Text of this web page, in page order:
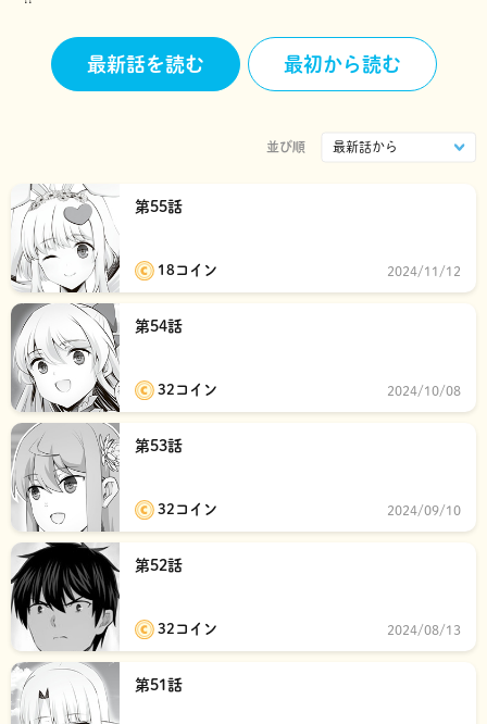
最新話を読む 最初から読む
並び順
第55話
18コイン 2024/11/12
第54話
32コイン 2024/10/08
第53話
32コイン 2024/09/10
第52話
32コイン 2024/08/13
第51話